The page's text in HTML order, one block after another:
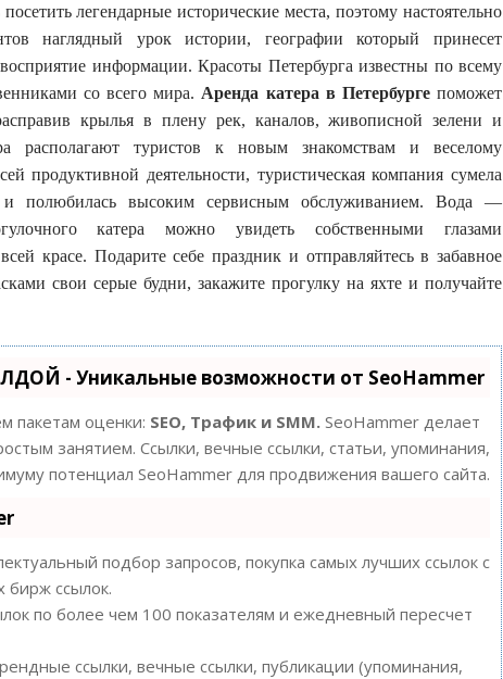
легендарные исторические места, поэтому настоятельно
наглядный урок истории, географии который принесет
информации. Красоты Петербурга известны по всему
со всего мира. Аренда катера в Петербургепоможет
крылья в плену рек, каналов, живописной зелени и
располагают туристов к новым знакомствам и веселому
продуктивной деятельности, туристическая компания сумела
и полюбилась высоким сервисным обслуживанием. Вода —
катера можно увидеть собственными глазами
красе. Подарите себе праздник и отправляйтесь в забавное
свои серые будни, закажите прогулку на яхте и получайте
- Уникальные возможности от SeoHammer
пакетам оценки: SEO, Трафик и SMM. SeoHammer делает
занятием. Ссылки, вечные ссылки, статьи, упоминания,
потенциал SeoHammer для продвижения вашего сайта.
подбор запросов, покупка самых лучших ссылок с
бирж ссылок.
по более чем 100 показателям и ежедневный пересчет
ссылки, вечные ссылки, публикации (упоминания,